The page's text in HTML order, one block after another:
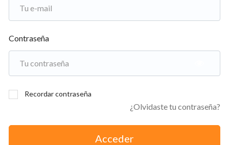
Contraseña
Recordar contraseña
¿Olvidaste tu contraseña?
Acceder